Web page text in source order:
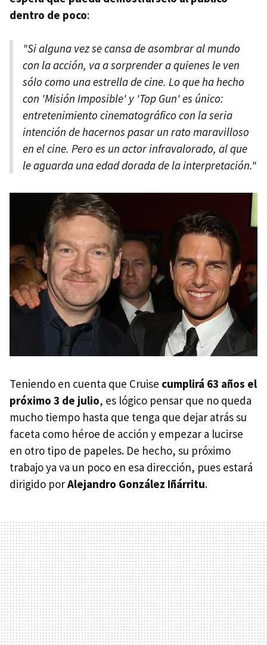
dentro de poco:
"Si alguna vez se cansa de asombrar al mundo
con la acción, va a sorprender a quienes le ven
sólo como una estrella de cine. Lo que ha hecho
con 'Misión Imposible' y 'Top Gun' es único:
entretenimiento cinematográfico con la seria
intención de hacernos pasar un rato maravilloso
en el cine. Pero es un actor infravalorado, al que
le aguarda una edad dorada de la interpretación."
Teniendo en cuenta que Cruise cumplirá 63 años el
próximo 3 de julio, es lógico pensar que no queda
mucho tiempo hasta que tenga que dejar atrás su
faceta como héroe de acción y empezar a lucirse
en otro tipo de papeles. De hecho, su próximo
trabajo ya va un poco en esa dirección, pues estará
dirigido porAlejandro González Iñárritu.